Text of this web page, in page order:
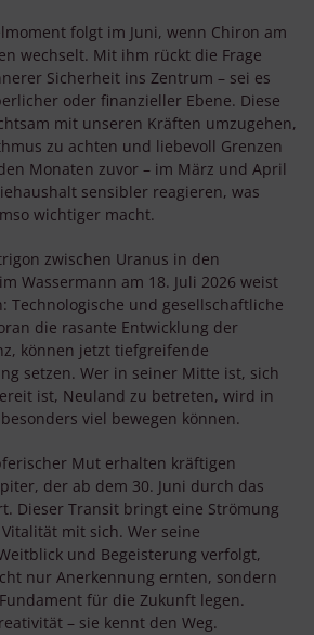
folgt im Juni, wenn Chiron am
wechselt. Mit ihm rückt die Frage
Sicherheit ins Zentrum – sei es
oder finanzieller Ebene. Diese
mit unseren Kräften umzugehen,
zu achten und liebevoll Grenzen
Monaten zuvor – im März und April
sensibler reagieren, was
wichtiger macht.
zwischen Uranus in den
Wassermann am 18. Juli 2026 weist
Technologische und gesellschaftliche
die rasante Entwicklung der
können jetzt tiefgreifende
setzen. Wer in seiner Mitte ist, sich
ist, Neuland zu betreten, wird in
viel bewegen können.
Mut erhalten kräftigen
der ab dem 30. Juni durch das
Dieser Transit bringt eine Strömung
mit sich. Wer seine
und Begeisterung verfolgt,
nur Anerkennung ernten, sondern
für die Zukunft legen.
– sie kennt den Weg.